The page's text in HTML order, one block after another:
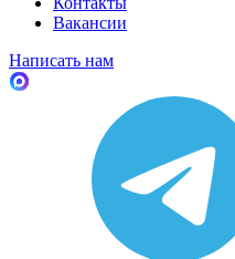
Вакансии
Написать нам